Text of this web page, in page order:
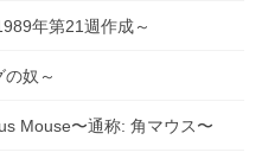
年第21週作成～
奴～
Mouse〜通称: 角マウス〜